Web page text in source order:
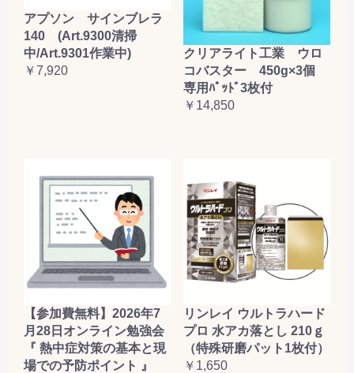
アプソン サインブレラ
140 (Art.9300清掃
中/Art.9301作業中)
￥7,920
クリアライト工業 ウロ
コバスター 450g×3個
専用ﾊﾟｯﾄﾞ3枚付
￥14,850
【参加費無料】2026年7
月28日オンライン勉強会
『 熱中症対策の基本と現
場での予防ポイント 』
リンレイ ウルトラハード
プロ 水アカ落とし 210ｇ
（特殊研磨パット1枚付）
￥1,650